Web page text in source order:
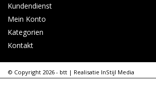
Kundendienst
Mein Konto
Kategorien
Kontakt
© Copyright 2026 - btt | Realisatie InStijl Media